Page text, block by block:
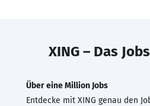
XING – Das
Über eine Million Jobs
Entdecke mit XING genau den